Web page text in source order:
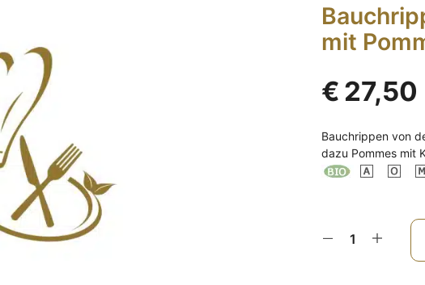
mit
€ 27,50
Bauchrippen von
dazu Pommes mit